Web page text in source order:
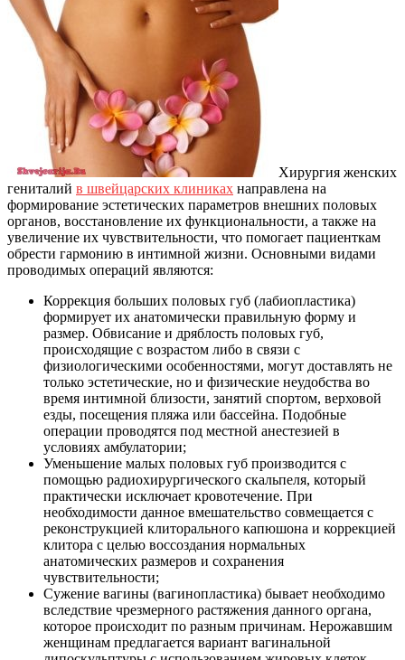
Хирургия женских
гениталий в швейцарских клиниках направлена на
формирование эстетических параметров внешних половых
органов, восстановление их функциональности, а также на
увеличение их чувствительности, что помогает пациенткам
обрести гармонию в интимной жизни. Основными видами
проводимых операций являются:
Коррекция больших половых губ (лабиопластика)
формирует их анатомически правильную форму и
размер. Обвисание и дряблость половых губ,
происходящие с возрастом либо в связи с
физиологическими особенностями, могут доставлять не
только эстетические, но и физические неудобства во
время интимной близости, занятий спортом, верховой
езды, посещения пляжа или бассейна. Подобные
операции проводятся под местной анестезией в
условиях амбулатории;
Уменьшение малых половых губ производится с
помощью радиохирургического скальпеля, который
практически исключает кровотечение. При
необходимости данное вмешательство совмещается с
реконструкцией клиторального капюшона и коррекцией
клитора с целью воссоздания нормальных
анатомических размеров и сохранения
чувствительности;
Сужение вагины (вагинопластика) бывает необходимо
вследствие чрезмерного растяжения данного органа,
которое происходит по разным причинам. Нерожавшим
женщинам предлагается вариант вагинальной